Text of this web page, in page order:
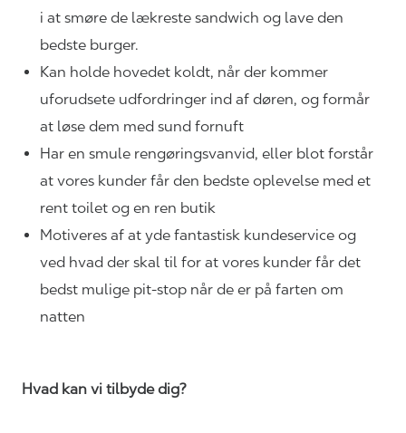
i at smøre de lækreste sandwich og lave den
bedste burger.
Kan holde hovedet koldt, når der kommer
uforudsete udfordringer ind af døren, og formår
at løse dem med sund fornuft
Har en smule rengøringsvanvid, eller blot forstår
at vores kunder får den bedste oplevelse med et
rent toilet og en ren butik
Motiveres af at yde fantastisk kundeservice og
ved hvad der skal til for at vores kunder får det
bedst mulige pit-stop når de er på farten om
natten
Hvad kan vi tilbyde dig?